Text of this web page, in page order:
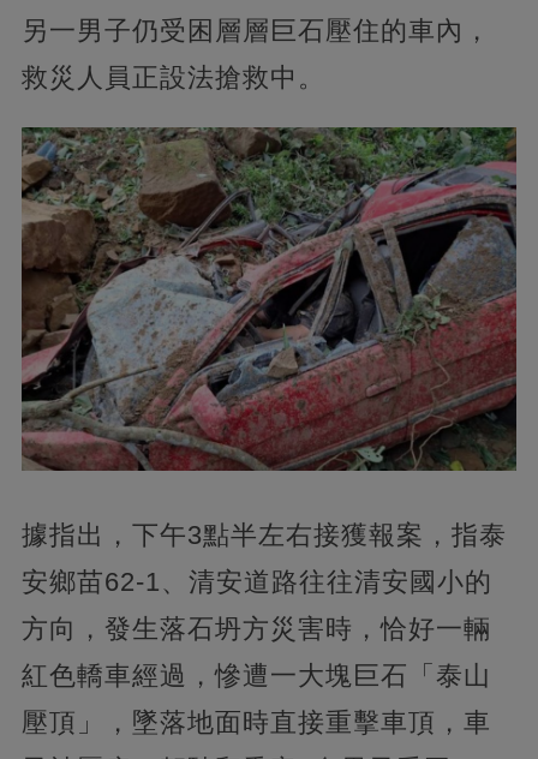
另一男子仍受困層層巨石壓住的車內，
救災人員正設法搶救中。
據指出，下午3點半左右接獲報案，指泰
安鄉苗62-1、清安道路往往清安國小的
方向，發生落石坍方災害時，恰好一輛
紅色轎車經過，慘遭一大塊巨石「泰山
壓頂」，墜落地面時直接重擊車頂，車